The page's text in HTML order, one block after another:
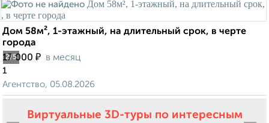
2/5
Дом 58м², 1-этажный, на длительный срок, в черте
города
17 000 ₽ в месяц
1
Агентство, 05.08.2026
Виртуальные 3D-туры по интересным